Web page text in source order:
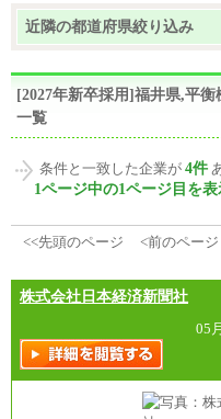
近隣の都道府県絞り込み
[2027年新卒採用]福井県,平
一覧
条件と一致した企業が 4件
1ページ中の1ページ目を表
<<先頭のページ
<前のページ
株式会社日本経済新聞社
05